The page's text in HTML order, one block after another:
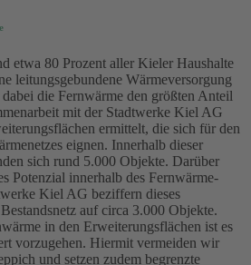
etwa 80 Prozent aller Kieler Haushalte
leitungsgebundene Wärmeversorgung
die Fernwärme den größten Anteil
mit der Stadtwerke Kiel AG
ermittelt, die sich für den
eignen. Innerhalb dieser
sich rund 5.000 Objekte. Darüber
Potenzial innerhalb des Fernwärme-
Kiel AG beziffern dieses
auf circa 3.000 Objekte.
in den Erweiterungsflächen ist es
vorzugehen. Hiermit vermeiden wir
und setzen zudem begrenzte